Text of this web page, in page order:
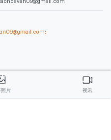
德义、范氏云英、杨文光、阮德显、